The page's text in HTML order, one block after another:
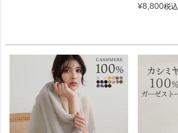
¥8,800税込